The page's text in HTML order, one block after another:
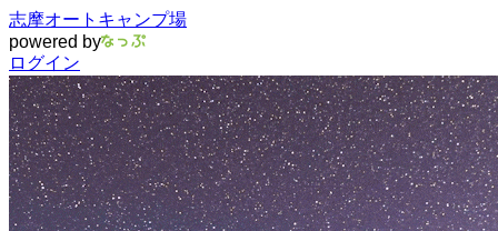
志摩オートキャンプ場
powered by
ログイン